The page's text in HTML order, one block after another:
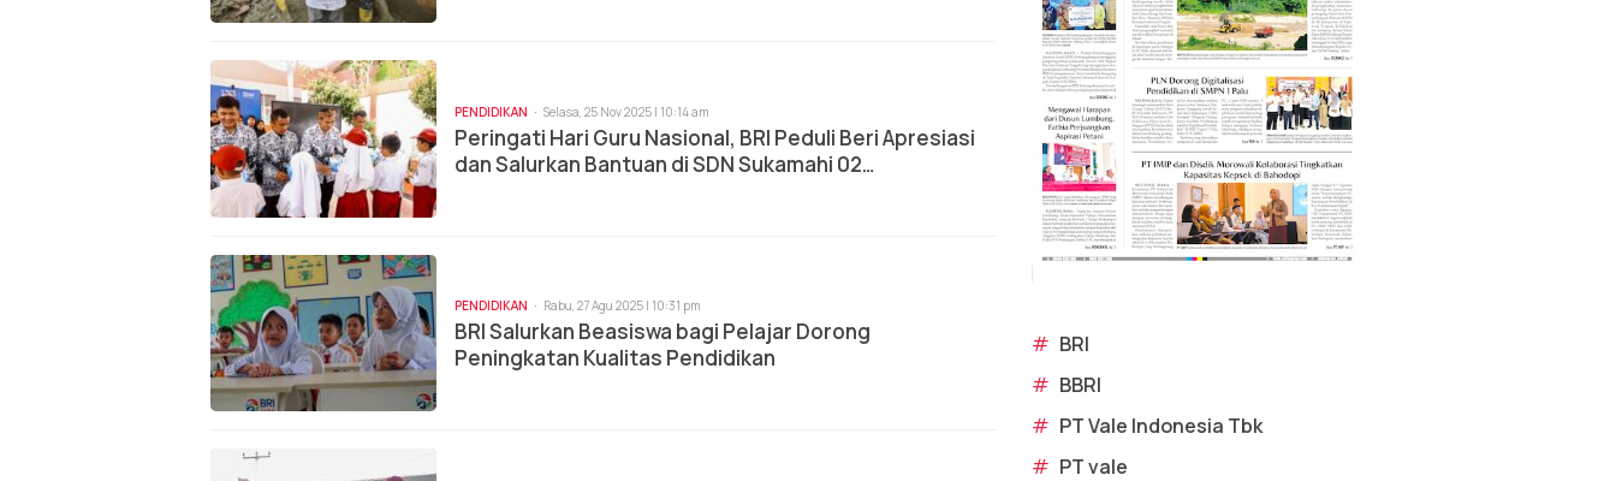
PENDIDIKAN Selasa, 25 Nov 2025 | 10:14 am
Peringati Hari Guru Nasional, BRI Peduli Beri Apresiasi
dan Salurkan Bantuan di SDN Sukamahi 02
PENDIDIKAN Rabu, 27 Agu 2025 | 10:31 pm
BRI Salurkan Beasiswa bagi Pelajar Dorong
Peningkatan Kualitas Pendidikan
# BRI
# BBRI
# PT Vale Indonesia Tbk
# PT vale